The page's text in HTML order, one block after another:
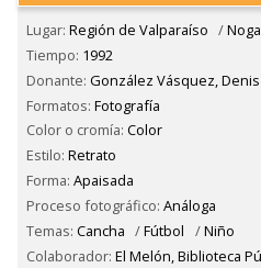
Lugar: Región de Valparaíso /
Tiempo: 1992
Donante: González Vásquez,
Formatos: Fotografía
Color o cromía: Color
Estilo: Retrato
Forma: Apaisada
Proceso fotográfico: Análoga
Temas: Cancha /Fútbol /Niño
Colaborador: El Melón, Biblioteca